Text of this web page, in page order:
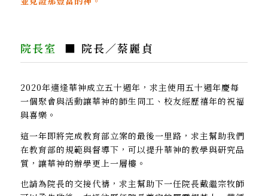
院長室 ■ 院長／蔡麗貞
2020年適逢華神成立五十週年，求主使用五十週年慶每
一個聚會與活動讓華神的師生同工、校友經歷禧年的祝福
與喜樂。
這一年即將完成教育部立案的最後一里路，求主幫助我們
在教育部的規範與督導下，可以提升華神的教學與研究品
質，讓華神的辦學更上一層樓。
也請為院長的交接代禱，求主幫助下一任院長戴繼宗牧師